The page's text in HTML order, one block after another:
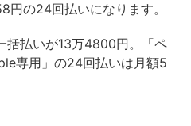
円の24回払いになります。
括払いが13万4800円。「ペ
専用」の24回払いは月額5